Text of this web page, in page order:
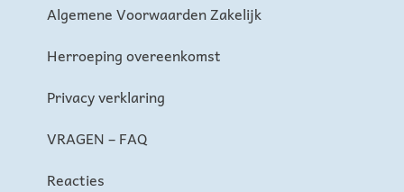
Algemene Voorwaarden Zakelijk
Herroeping overeenkomst
Privacy verklaring
VRAGEN – FAQ
Reacties